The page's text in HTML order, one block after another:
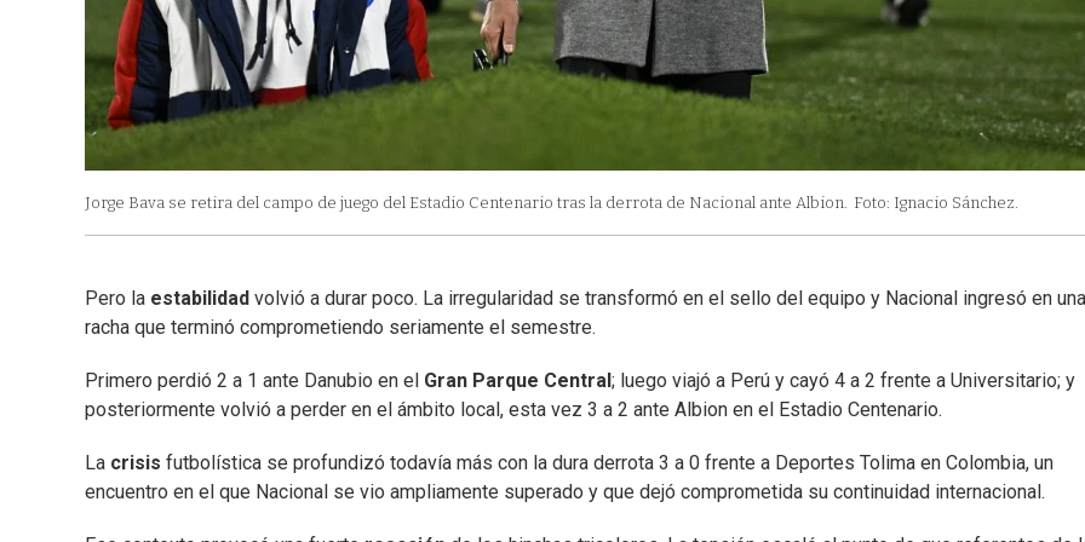
Jorge Bava se retira del campo de juego del Estadio Centenario tras la derrota de Nacional ante Albion. Foto: Ignacio Sánchez.
Pero la estabilidad volvió a durar poco. La irregularidad se transformó en el sello del equipo y Nacional ingresó en una
racha que terminó comprometiendo seriamente el semestre.
Primero perdió 2 a 1 ante Danubio en el Gran Parque Central; luego viajó a Perú y cayó 4 a 2 frente a Universitario; y
posteriormente volvió a perder en el ámbito local, esta vez 3 a 2 ante Albion en el Estadio Centenario.
La crisis futbolística se profundizó todavía más con la dura derrota 3 a 0 frente a Deportes Tolima en Colombia, un
encuentro en el que Nacional se vio ampliamente superado y que dejó comprometida su continuidad internacional.